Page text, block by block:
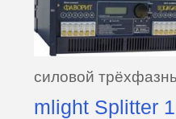
силовой
mlight Splitter